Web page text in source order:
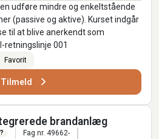
udføre mindre og enkeltstående
(passive og aktive). Kurset indgår
til at blive anerkendt som
retningslinje 001
Favorit
Tilmeld
brandanlæg
?
Fag nr. 49662-